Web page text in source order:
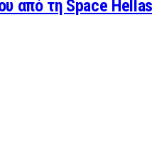
από τη Space Hellas